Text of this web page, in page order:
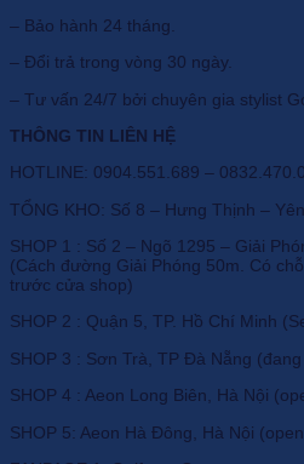
– Bảo hành 24 tháng.
– Đổi trả trong vòng 30 ngày.
– Tư vấn 24/7 bởi chuyên gia stylist
THÔNG TIN LIÊN HỆ
HOTLINE: 0904.551.689 –
TỔNG KHO: Số 8 – Hưng Thịnh –
SHOP 1 : Số 2 – Ngõ 1295 – Giải
(Cách đường Giải Phóng 50m. Có
trước cửa shop)
SHOP 2 : Quận 5, TP. Hồ Chí Minh
SHOP 3 : Sơn Trà, TP Đà Nẵng
SHOP 4 : Aeon Long Biên, Hà Nội
SHOP 5: Aeon Hà Đông, Hà Nội